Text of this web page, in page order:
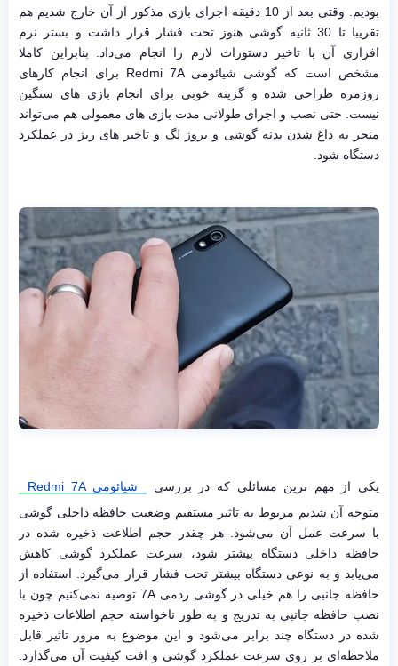
بودیم. وقتی بعد از 10 دقیقه اجرای بازی مذکور از آن خارج شدیم هم
تقریبا تا 30 ثانیه گوشی هنوز تحت فشار قرار داشت و بستر نرم
افزاری آن با تاخیر دستورات لازم را انجام می‌داد. بنابراین کاملا
مشخص است که گوشی شیائومی Redmi 7A برای انجام کارهای
روزمره طراحی شده و گزینه خوبی برای انجام بازی های سنگین
نیست. حتی نصب و اجرای طولانی مدت بازی های معمولی هم می‌تواند
منجر به داغ شدن بدنه گوشی و بروز لگ و تاخیر های ریز در عملکرد
دستگاه شود.
یکی از مهم ترین مسائلی که در بررسی
شیائومی Redmi 7A
متوجه آن شدیم مربوط به تاثیر مستقیم وضعیت حافظه داخلی گوشی
با سرعت عمل آن می‌شود. هر چقدر حجم اطلاعت ذخیره شده در
حافظه داخلی دستگاه بیشتر شود، سرعت عملکرد گوشی کاهش
می‌یابد و به نوعی دستگاه بیشتر تحت فشار قرار می‌گیرد. استفاده از
حافظه جانبی را هم خیلی در گوشی ردمی 7A توصیه نمی‌کنیم چون با
نصب حافظه جانبی به تدریج و به طور ناخواسته حجم اطلاعات ذخیره
شده در دستگاه چند برابر می‌شود و این موضوع به مرور تاثیر قابل
ملاحظه‌ای بر روی سرعت عملکرد گوشی و افت کیفیت آن می‌گذارد.